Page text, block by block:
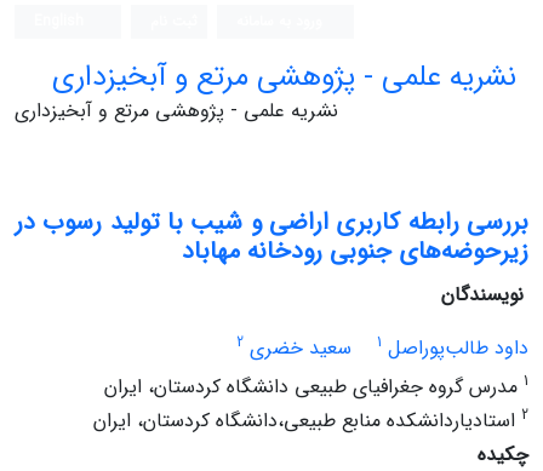
نشریه علمی - پژوهشی مرتع و آبخیزداری
نشریه علمی - پژوهشی مرتع و آبخیزداری
بررسی رابطه کاربری اراضی و شیب با تولید رسوب در
زیرحوضه‌های جنوبی رودخانه مهاباد
نویسندگان
داود طالب‌پوراصل 1 سعید خضری 2
1 مدرس گروه جغرافیای طبیعی دانشگاه کردستان، ایران
2 استادیاردانشکده منابع طبیعی،دانشگاه کردستان، ایران
چکیده